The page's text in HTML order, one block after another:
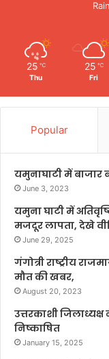
Rain
25 ℃
Thu
25 ℃
Fri
Popular
यमुनाघाटी में बाजार
June 3, 2023
यमुना घाटी में
मजदूर लापता, देखे
June 29, 2025
गंगोत्री राष्ट्रीय
मौत की खबर,
August 20, 2023
उत्तरकाशी
निष्काषित
January 15, 2025